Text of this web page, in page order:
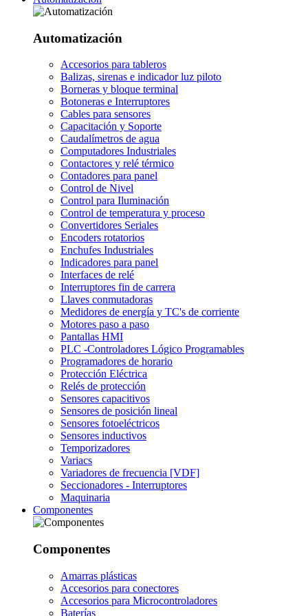
Automatización
Accesorios para tableros
Balizas, sirenas e indicador luz piloto
Borneras y bloque terminal
Botoneras e Interruptores
Cables para sensores
Capacitación y Soporte
Caudalímetros de agua
Computadores Industriales
Contactores y relé térmico
Contadores para panel
Control de Nivel
Control para Iluminación
Control de temperatura y proceso
Convertidores Seriales
Encoders rotatorios
Enchufes Industriales
Indicadores para panel
Interfaces de relé
Interruptores fin de carrera
Llaves conmutadoras
Medidores de energía y TC's de corriente
Motores paso a paso
Pantallas HMI
PLC -Controladores Lógico Programables
Programadores de horario
Protección Eléctrica
Relés de protección
Sensores capacitivos
Sensores de posición lineal
Sensores fotoeléctricos
Sensores inductivos
Temporizadores
Variacs
Variadores de frecuencia [VDF]
Seccionadores - Interruptores
Maquinaria
Componentes
Componentes
Amarras plásticas
Accesorios para conectores
Accesorios para Microcontroladores
Baterías